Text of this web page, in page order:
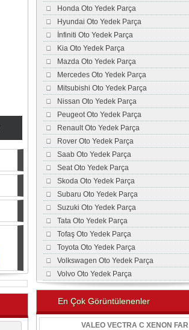
Honda Oto Yedek Parça
Hyundai Oto Yedek Parça
İnfiniti Oto Yedek Parça
Kia Oto Yedek Parça
Mazda Oto Yedek Parça
Mercedes Oto Yedek Parça
Mitsubishi Oto Yedek Parça
Nissan Oto Yedek Parça
Peugeot Oto Yedek Parça
Renault Oto Yedek Parça
Rover Oto Yedek Parça
Saab Oto Yedek Parça
Seat Oto Yedek Parça
Skoda Oto Yedek Parça
Subaru Oto Yedek Parça
Suzuki Oto Yedek Parça
Tata Oto Yedek Parça
Tofaş Oto Yedek Parça
Toyota Oto Yedek Parça
Volkswagen Oto Yedek Parça
Volvo Oto Yedek Parça
En Çok Görüntülenenler
VALEO VECTRA C XENON FAR